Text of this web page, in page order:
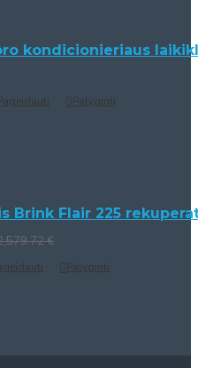
kondicionieriaus
Palyginti
Brink Flair 225
€
Palyginti